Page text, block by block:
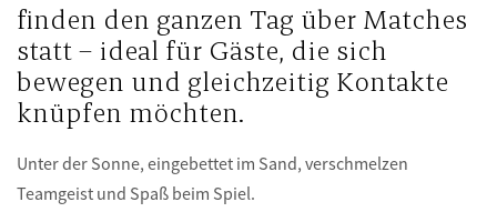
finden den ganzen Tag über Matches
statt – ideal für Gäste, die sich
bewegen und gleichzeitig Kontakte
knüpfen möchten.
Unter der Sonne, eingebettet im Sand, verschmelzen
Teamgeist und Spaß beim Spiel.